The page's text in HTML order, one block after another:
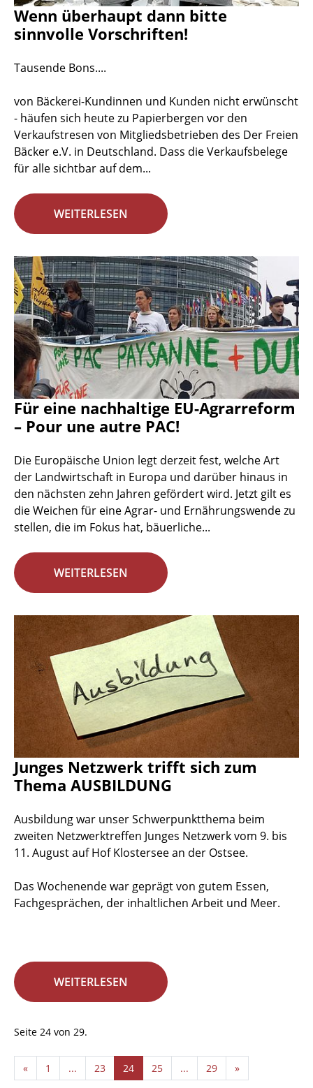
Wenn überhaupt dann bitte
sinnvolle Vorschriften!
Tausende Bons....
von Bäckerei-Kundinnen und Kunden nicht erwünscht
- häufen sich heute zu Papierbergen vor den
Verkaufstresen von Mitgliedsbetrieben des Der Freien
Bäcker e.V. in Deutschland. Dass die Verkaufsbelege
für alle sichtbar auf dem...
WEITERLESEN
Für eine nachhaltige EU-Agrarreform
– Pour une autre PAC!
Die Europäische Union legt derzeit fest, welche Art
der Landwirtschaft in Europa und darüber hinaus in
den nächsten zehn Jahren gefördert wird. Jetzt gilt es
die Weichen für eine Agrar- und Ernährungswende zu
stellen, die im Fokus hat, bäuerliche...
WEITERLESEN
Junges Netzwerk trifft sich zum
Thema AUSBILDUNG
Ausbildung war unser Schwerpunktthema beim
zweiten Netzwerktreffen Junges Netzwerk vom 9. bis
11. August auf Hof Klostersee an der Ostsee.
Das Wochenende war geprägt von gutem Essen,
Fachgesprächen, der inhaltlichen Arbeit und Meer.
WEITERLESEN
Seite 24 von 29.
« 1 ... 23 24 25 ... 29 »